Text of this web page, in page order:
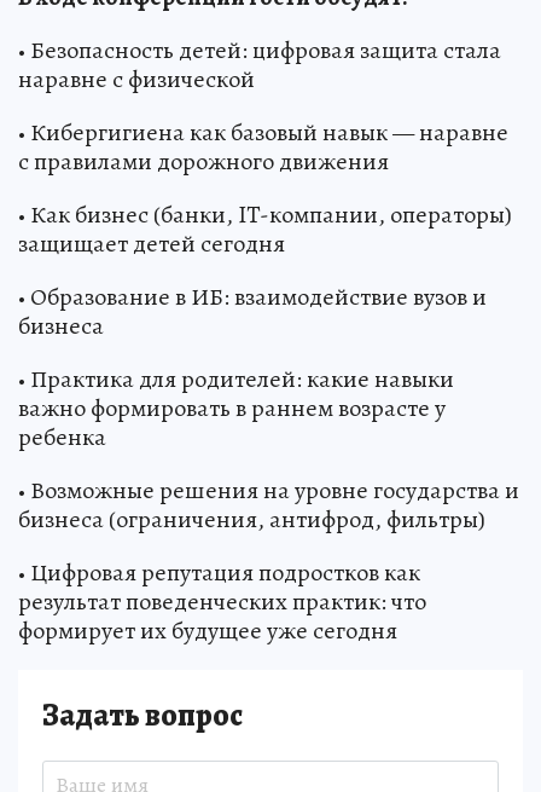
• Безопасность детей: цифровая защита стала
наравне с физической
• Кибергигиена как базовый навык — наравне
с правилами дорожного движения
• Как бизнес (банки, IT-компании, операторы)
защищает детей сегодня
• Образование в ИБ: взаимодействие вузов и
бизнеса
• Практика для родителей: какие навыки
важно формировать в раннем возрасте у
ребенка
• Возможные решения на уровне государства и
бизнеса (ограничения, антифрод, фильтры)
• Цифровая репутация подростков как
результат поведенческих практик: что
формирует их будущее уже сегодня
Задать вопрос